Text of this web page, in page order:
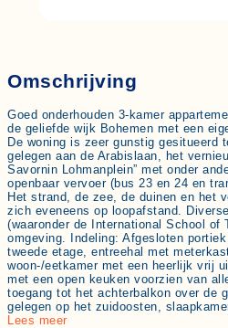
Omschrijving
Goed onderhouden 3-kamer
de geliefde wijk Bohemen met een
De woning is zeer gunstig gesitueerd
gelegen aan de Arabislaan, het
Savornin Lohmanplein” met onder
openbaar vervoer (bus 23 en 24 en
Het strand, de zee, de duinen en het
zich eveneens op loopafstand.
(waaronder de International School of
omgeving. Indeling: Afgesloten
tweede etage, entreehal met
woon-/eetkamer met een heerlijk vrij
met een open keuken voorzien van
toegang tot het achterbalkon over de
gelegen op het zuidoosten,
Lees meer